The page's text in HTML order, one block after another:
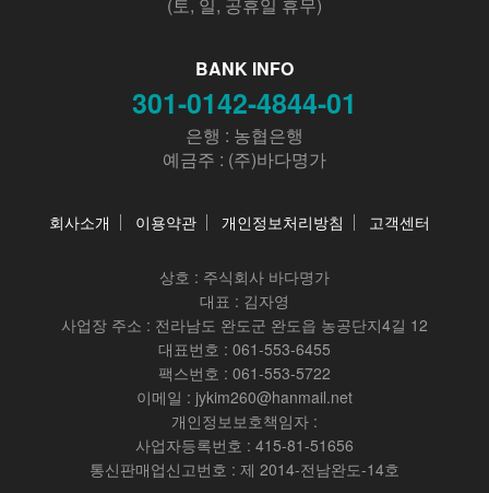
BANK INFO
301-0142-4844-01
은행 : 농협은행
예금주 : (주)바다명가
회사소개 이용약관 개인정보처리방침 고객센터
상호 : 주식회사 바다명가
대표 : 김자영
사업장 주소 : 전라남도 완도군 완도읍 농공단지4길 12
대표번호 : 061-553-6455
팩스번호 : 061-553-5722
이메일 : jykim260@hanmail.net
개인정보보호책임자 :
사업자등록번호 : 415-81-51656
통신판매업신고번호 : 제 2014-전남완도-14호